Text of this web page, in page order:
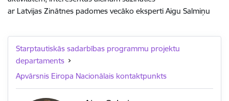
ar Latvijas Zinātnes padomes vecāko eksperti Aigu Salmiņu
Starptautiskās sadarbības programmu projektu
departaments
Apvārsnis Eiropa Nacionālais kontaktpunkts